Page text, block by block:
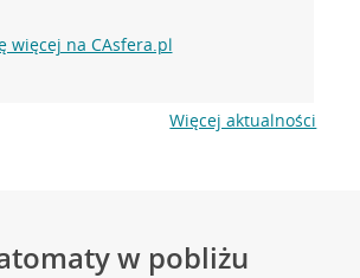
więcej na CAsfera.pl
Więcej aktualności
w pobliżu